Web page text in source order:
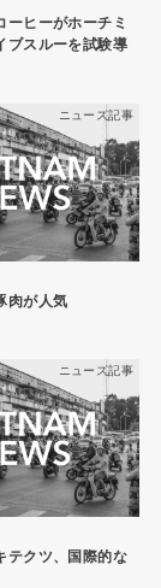
ーヒーがホーチミ
ブスルーを試験導
ニュース記事
肉が人気
ニュース記事
テクツ、国際的な